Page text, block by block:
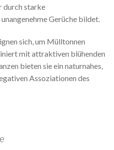
durch starke
Gerüche bildet.
sich, um Mülltonnen
mit attraktiven blühenden
bieten sie ein naturnahes,
Assoziationen des